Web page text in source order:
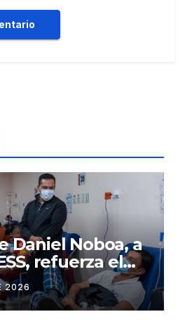
Daniel Noboa, a
refuerza el
de insulina
de
2026